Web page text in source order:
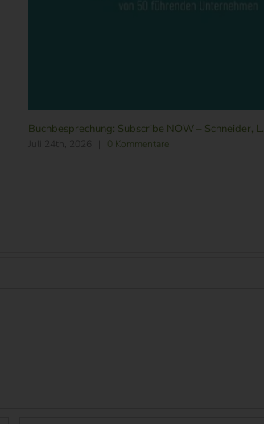
Buchbesprechung: Subscribe NOW – Schneider, L.
Juli 24th, 2026 0 Kommentare